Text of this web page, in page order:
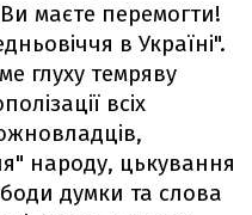
маєте перемогти!
в Україні".
глуху темряву
всіх
народу, цькування
думки та слова